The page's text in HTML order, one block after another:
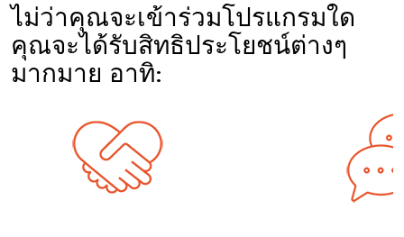
ไม่ว่าคุณจะเข้าร่วมโปรแกรมใด
คุณจะได้รับสิทธิประโยชน์ต่างๆ
มากมาย อาทิ:
ที่ปรึกษาผู้บริหารที่จะช่วยคุณสร้างการ
พัฒนาทางวิชาชีพ ความมั่นใจในตนเอง
จะมีกา
คุณสา